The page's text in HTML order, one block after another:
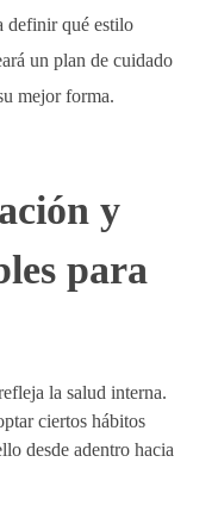
definir qué estilo
un plan de cuidado
mejor forma.
y
para
la salud interna.
ciertos hábitos
desde adentro hacia